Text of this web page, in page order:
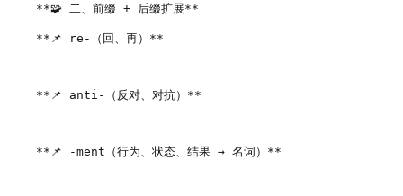
**🧩 二、前缀 + 后缀扩展**
**📌 re-（回、再）**
**📌 anti-（反对、对抗）**
**📌 -ment（行为、状态、结果 → 名词）**